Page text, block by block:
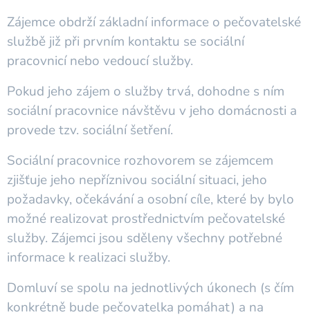
Zájemce obdrží základní informace o pečovatelské
službě již při prvním kontaktu se sociální
pracovnicí nebo vedoucí služby.
Pokud jeho zájem o služby trvá, dohodne s ním
sociální pracovnice návštěvu v jeho domácnosti a
provede tzv. sociální šetření.
Sociální pracovnice rozhovorem se zájemcem
zjišťuje jeho nepříznivou sociální situaci, jeho
požadavky, očekávání a osobní cíle, které by bylo
možné realizovat prostřednictvím pečovatelské
služby. Zájemci jsou sděleny všechny potřebné
informace k realizaci služby.
Domluví se spolu na jednotlivých úkonech (s čím
konkrétně bude pečovatelka pomáhat) a na